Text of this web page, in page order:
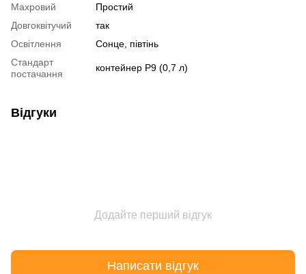
Махровий
Простий
Довгоквітучий
так
Освітлення
Сонце, півтінь
Стандарт
постачання
контейнер Р9 (0,7 л)
Відгуки
Додайте перший відгук
Написати відгук